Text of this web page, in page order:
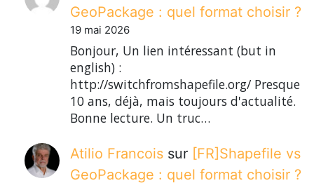
GeoPackage : quel format choisir ?
19 mai 2026
Bonjour, Un lien intéressant (but in
english) :
http://switchfromshapefile.org/ Presque
10 ans, déjà, mais toujours d'actualité.
Bonne lecture. Un truc…
Atilio Francois sur
[FR]Shapefile vs
GeoPackage : quel format choisir ?